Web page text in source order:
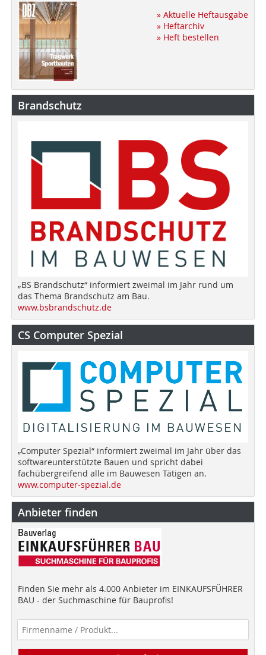
» Aktuelle Heftausgabe
» Heftarchiv
» Heft bestellen
Brandschutz
„BS Brandschutz“ informiert zweimal im Jahr rund um
das Thema Brandschutz am Bau.
www.bsbrandschutz.de
CS Computer Spezial
„Computer Spezial“ informiert zweimal im Jahr über das
softwareunterstützte Bauen und spricht dabei
fachübergreifend alle im Bauwesen Tätigen an.
www.computer-spezial.de
Anbieter finden
Finden Sie mehr als 4.000 Anbieter im EINKAUFSFÜHRER
BAU - der Suchmaschine für Bauprofis!